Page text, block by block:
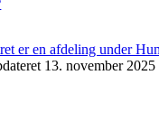
13. november